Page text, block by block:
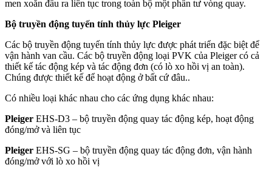
men xoắn đầu ra liên tục trong toàn bộ một phần tư vòng quay.
Bộ truyền động tuyến tính thủy lực Pleiger
Các bộ truyền động tuyến tính thủy lực được phát triển đặc biệt để
vận hành van cầu. Các bộ truyền động loại PVK của Pleiger có cả
thiết kế tác động kép và tác động đơn (có lò xo hồi vị an toàn).
Chúng được thiết kế để hoạt động ở bất cứ đâu..
Có nhiều loại khác nhau cho các ứng dụng khác nhau:
Pleiger EHS-D3 – bộ truyền động quay tác động kép, hoạt động
đóng/mở và liên tục
Pleiger EHS-SG – bộ truyền động quay tác động đơn, vận hành
đóng/mở với lò xo hồi vị